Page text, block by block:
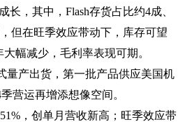
，其中，Flash存货占比约4成、
但在旺季效应带动下，库存可望
幅减少，毛利率表现可期。
量产出货，第一批产品供应美国机
营运再增添想像空间。
，创单月营收新高；旺季效应带